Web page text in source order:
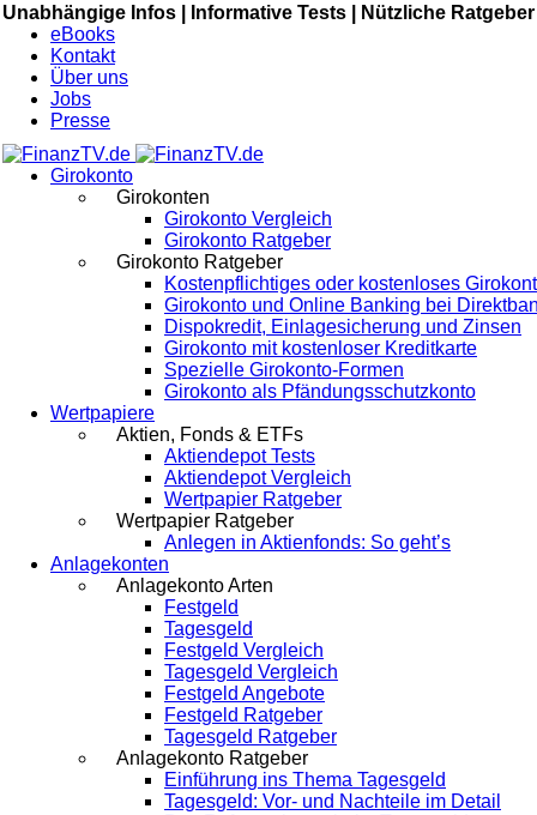
Unabhängige Infos | Informative Tests |
Nützliche Ratgeber
eBooks
Kontakt
Über uns
Jobs
Presse
Girokonto
Girokonten
Girokonto Vergleich
Girokonto Ratgeber
Girokonto Ratgeber
Kostenpflichtiges oder kostenloses
Girokonto und Online Banking bei
Dispokredit, Einlagesicherung und Zinsen
Girokonto mit kostenloser Kreditkarte
Spezielle Girokonto-Formen
Girokonto als Pfändungsschutzkonto
Wertpapiere
Aktien, Fonds & ETFs
Aktiendepot Tests
Aktiendepot Vergleich
Wertpapier Ratgeber
Wertpapier Ratgeber
Anlegen in Aktienfonds: So geht’s
Anlagekonten
Anlagekonto Arten
Festgeld
Tagesgeld
Festgeld Vergleich
Tagesgeld Vergleich
Festgeld Angebote
Festgeld Ratgeber
Tagesgeld Ratgeber
Anlagekonto Ratgeber
Einführung ins Thema Tagesgeld
Tagesgeld: Vor- und Nachteile im Detail